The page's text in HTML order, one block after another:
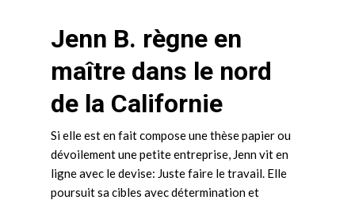
Jenn B. règne en
maître dans le nord
de la Californie
Si elle est en fait compose une thèse papier ou
dévoilement une petite entreprise, Jenn vit en
ligne avec le devise: Juste faire le travail. Elle
poursuit sa cibles avec détermination et